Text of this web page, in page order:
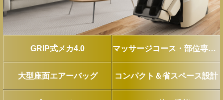
GRIP式メカ4.0 マッサージコース・部位専用技
大型座面エアーバッグ コンパクト＆省スペース設計